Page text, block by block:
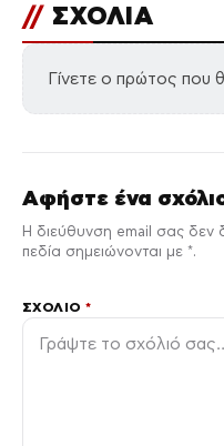
// ΣΧΟΛΙΑ
Γίνετε ο πρώτος που
Αφήστε ένα
Η διεύθυνση email σας δεν
πεδία σημειώνονται με *.
ΣΧΌΛΙΟ*